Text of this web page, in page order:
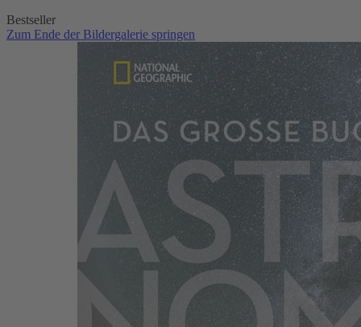
Bestseller
Zum Ende der Bildergalerie springen